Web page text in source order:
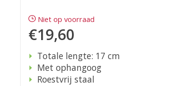
Niet op voorraad
€19,60
Totale lengte: 17 cm
Met ophangoog
Roestvrij staal